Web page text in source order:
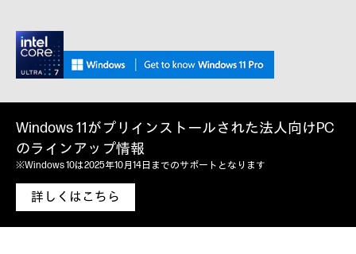
Windows 11がプリインストールされた法人向けPC
のラインアップ情報
※Windows 10は2025年10月14日までのサポートとなります
詳しくはこちら